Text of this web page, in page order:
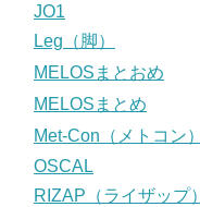
JO1
Leg（脚）
MELOSまとおめ
MELOSまとめ
Met-Con（メトコン）
OSCAL
RIZAP（ライザップ）